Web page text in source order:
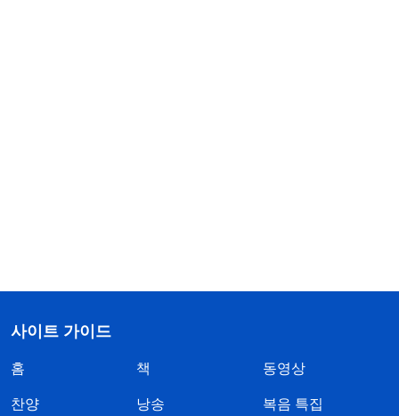
사이트 가이드
홈 책 동영상
찬양 낭송 복음 특집